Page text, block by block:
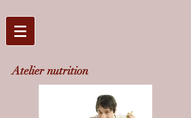
Atelier nutrition